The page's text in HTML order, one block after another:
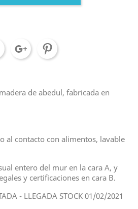
de abedul, fabricada en
al contacto con alimentos, lavable
entero del mur en la cara A, y
y certificaciones en cara B.
- LLEGADA STOCK 01/02/2021